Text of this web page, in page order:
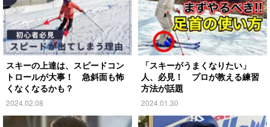
スキーの上達は、スピードコン
トロールが大事！ 急斜面も怖
くなくなるかも？
2024.02.08
「スキーがうまくなりたい」
人、必見！ プロが教える練習
方法が話題
2024.01.30